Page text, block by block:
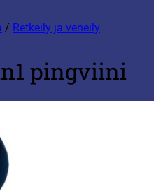
/ Retkeily ja veneily
pingviini